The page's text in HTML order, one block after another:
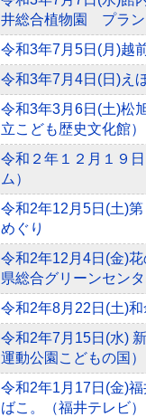
井総合植物園 プラン
令和3年7月5日(月)越
令和3年7月4日(日)え
令和3年3月6日(土)松
立こども歴史文化館）
令和２年１２月１９
ム）
令和2年12月5日(土)
めぐり
令和2年12月4日(金)
県総合グリーンセンタ
令和2年8月22日(土)
令和2年7月15日(水)
運動公園こどもの国）
令和2年1月17日(金)
ばこ。（福井テレビ）